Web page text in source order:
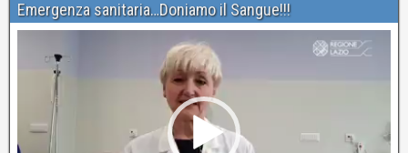
Emergenza sanitaria…Doniamo il Sangue!!!
Player